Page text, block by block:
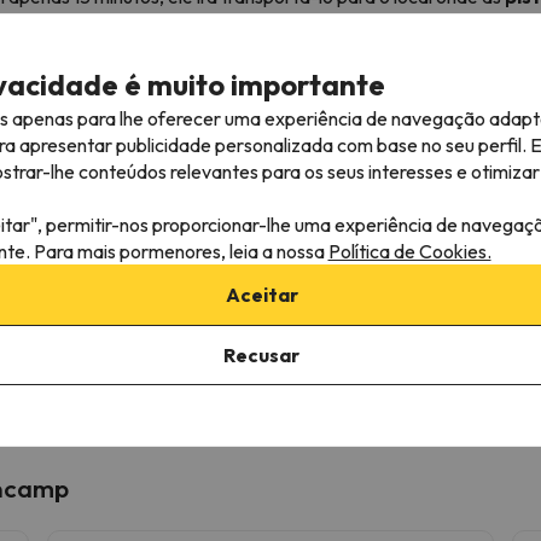
desfrutar de
oesquisem ter que pensar em mais nada, lembramos que
ofertas da temporada estão
perder nada! Ofertas exclusivas, últimas novidades,
é muito importante
apenas para lhe oferecer uma experiência de navegação
apresentar publicidade personalizada com base no seu perfil.
lhe conteúdos relevantes para os seus interesses e
permitir-nos proporcionar-lhe uma experiência de
Para mais pormenores, leia a nossa Política de Cookies.
Aceitar
Recusar